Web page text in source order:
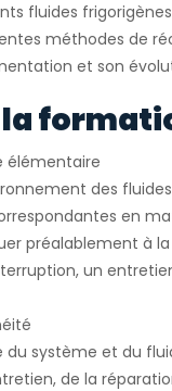
fluides frigorigènes
méthodes de
et son
élémentaire
des
en
préalablement à
un
du système et du
de la